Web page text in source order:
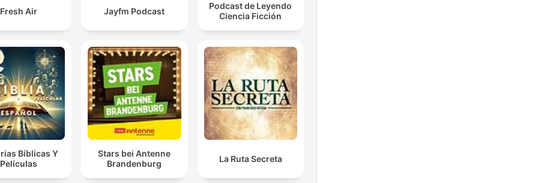
Fresh Air Jayfm Podcast
Podcast de Leyendo
Ciencia Ficción
Bíblicas Y
Películas
Stars bei Antenne
Brandenburg
La Ruta Secreta